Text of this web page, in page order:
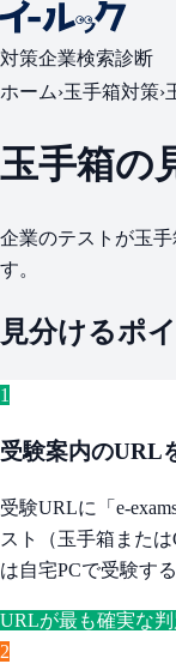
対策企業検索診断
ホーム›玉手箱対策›
玉手箱の
企業のテストが玉
す。
見分けるポ
1
受験案内のURL
受験URLに「e-
スト（玉手箱また
は自宅PCで受験す
URLが最も確実な
2